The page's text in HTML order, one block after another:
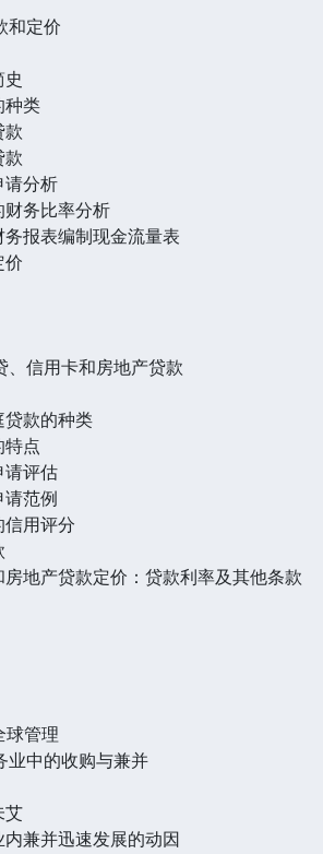
和定价
种类
款
款
请分析
务比率分析
报表编制现金流量表
价
、信用卡和房地产贷款
贷款的种类
特点
请评估
请范例
用评分
地产贷款定价：贷款利率及其他条款
球管理
业中的收购与兼并
艾
兼并迅速发展的动因